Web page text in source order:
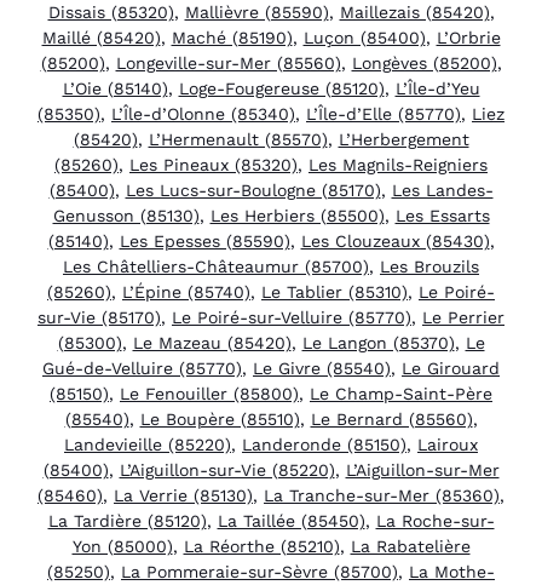
Dissais (85320), Mallièvre (85590), Maillezais (85420),
Maillé (85420), Maché (85190), Luçon (85400), L’Orbrie
(85200), Longeville-sur-Mer (85560), Longèves (85200),
L’Oie (85140), Loge-Fougereuse (85120), L’Île-d’Yeu
(85350), L’Île-d’Olonne (85340), L’Île-d’Elle (85770), Liez
(85420), L’Hermenault (85570), L’Herbergement
(85260), Les Pineaux (85320), Les Magnils-Reigniers
(85400), Les Lucs-sur-Boulogne (85170), Les Landes-
Genusson (85130), Les Herbiers (85500), Les Essarts
(85140), Les Epesses (85590), Les Clouzeaux (85430),
Les Châtelliers-Châteaumur (85700), Les Brouzils
(85260), L’Épine (85740), Le Tablier (85310), Le Poiré-
sur-Vie (85170), Le Poiré-sur-Velluire (85770), Le Perrier
(85300), Le Mazeau (85420), Le Langon (85370), Le
Gué-de-Velluire (85770), Le Givre (85540), Le Girouard
(85150), Le Fenouiller (85800), Le Champ-Saint-Père
(85540), Le Boupère (85510), Le Bernard (85560),
Landevieille (85220), Landeronde (85150), Lairoux
(85400), L’Aiguillon-sur-Vie (85220), L’Aiguillon-sur-Mer
(85460), La Verrie (85130), La Tranche-sur-Mer (85360),
La Tardière (85120), La Taillée (85450), La Roche-sur-
Yon (85000), La Réorthe (85210), La Rabatelière
(85250), La Pommeraie-sur-Sèvre (85700), La Mothe-